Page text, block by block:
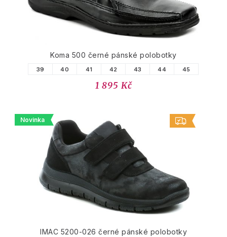
Koma 500 černé pánské polobotky
39 40 41 42 43 44 45
1 895 Kč
Novinka
IMAC 5200-026 černé pánské polobotky